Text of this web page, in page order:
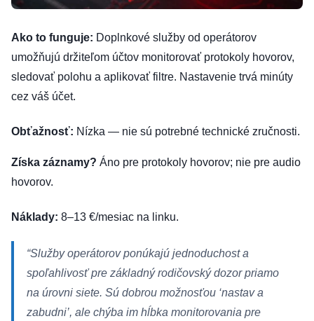
Ako to funguje: Doplnkové služby od operátorov
umožňujú držiteľom účtov monitorovať protokoly hovorov,
sledovať polohu a aplikovať filtre. Nastavenie trvá minúty
cez váš účet.
Obťažnosť: Nízka — nie sú potrebné technické zručnosti.
Získa záznamy? Áno pre protokoly hovorov; nie pre audio
hovorov.
Náklady: 8–13 €/mesiac na linku.
“Služby operátorov ponúkajú jednoduchost a
spoľahlivosť pre základný rodičovský dozor priamo
na úrovni siete. Sú dobrou možnosťou ‘nastav a
zabudni’, ale chýba im hĺbka monitorovania pre